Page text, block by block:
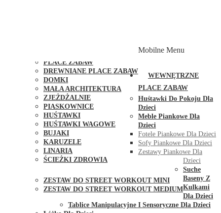
PLACE ZABAW
DREWNIANE PLACE ZABAW
DOMKI
MAŁA ARCHITEKTURA
ZJEŻDŻALNIE
PIASKOWNICE
HUŚTAWKI
HUŚTAWKI WAGOWE
BUJAKI
KARUZELE
LINARIA
ŚCIEŻKI ZDROWIA
ZESTAW DO STREET WORKOUT MINI
ZESTAW DO STREET WORKOUT MEDIUM
Mobilne Menu
WEWNĘTRZNE
PLACE ZABAW
Huśtawki Do Pokoju Dla
Dzieci
Meble Piankowe Dla
Dzieci
Fotele Piankowe Dla Dzieci
Sofy Piankowe Dla Dzieci
Zestawy Piankowe Dla
Dzieci
Suche
Baseny Z
Kulkami
Dla Dzieci
Tablice Manipulacyjne I Sensoryczne Dla Dzieci